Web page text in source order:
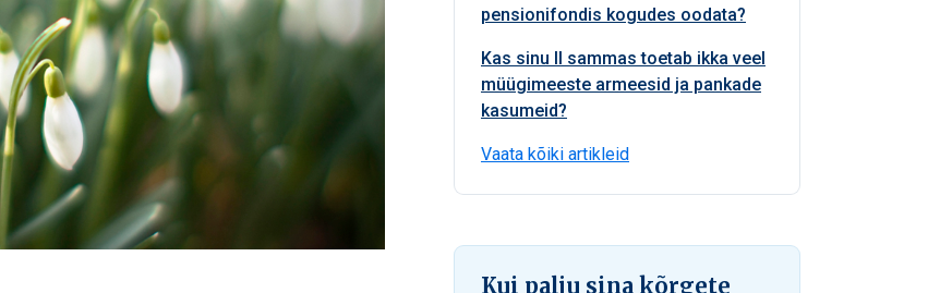
pensionifondis kogudes oodata?
Kas sinu II sammas toetab ikka veel
müügimeeste armeesid ja pankade
kasumeid?
Vaata kõiki artikleid
Kui palju sina kõrgete